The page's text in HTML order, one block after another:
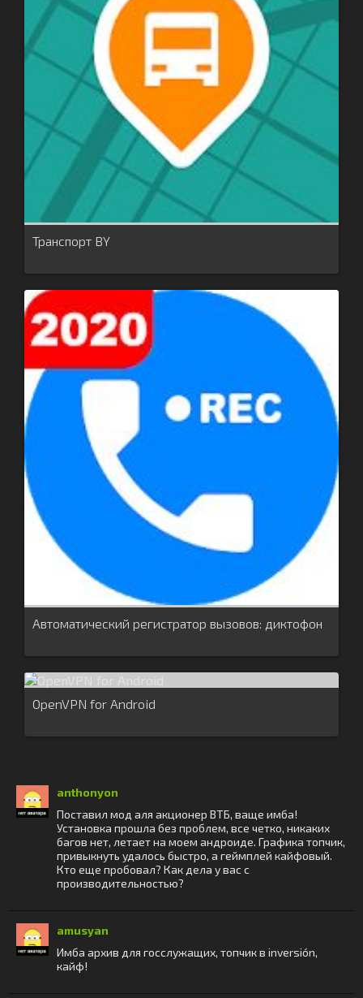
Транспорт BY
Автоматический регистратор вызовов: диктофон
OpenVPN for Android
anthonyon
Поставил мод аля акционер ВТБ, ваще имба!
Установка прошла без проблем, все четко, никаких
багов нет, летает на моем андроиде. Графика топчик,
привыкнуть удалось быстро, а геймплей кайфовый.
Кто еще пробовал? Как дела у вас с
производительностью?
amusyan
Имба архив для госслужащих, топчик в inversión,
кайф!